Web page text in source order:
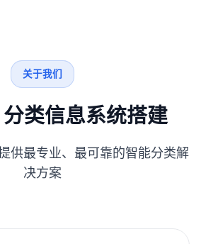
关于我们
分类信息系统搭建
供最专业、最可靠的智能分类解
决方案